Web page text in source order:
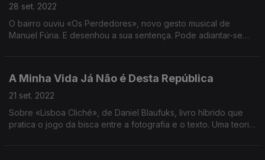
28 set. 2022
O bairro ouviu «Os Perdedores», novo gesto musical de
Manuel Fúria. E desenhou a sua sentença. Pode adiantar-se
A Minha Vida Já Não é Desta República
21 set. 2022
Sobre «Lisboa Cliché», de Daniel Blaufuks, livro híbrido que
pratica o jogo da bisca entre a fotografia e o texto. Uma teoria